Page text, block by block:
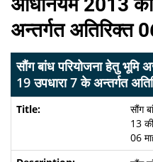
अन्तर्गत अतिरिक्त
सौंग बांध परियोजना हेतु भूमि
19 उपधारा 7 के अन्तर्गत
सौंग
13
06